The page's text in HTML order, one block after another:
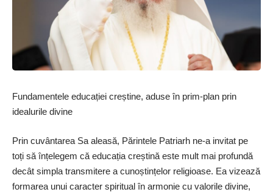
Fundamentele educației creștine, aduse în prim-plan prin
idealurile divine
Prin cuvântarea Sa aleasă, Părintele Patriarh ne-a invitat pe
toți să înțelegem că educația creștină este mult mai profundă
decât simpla transmitere a cunoștințelor religioase. Ea vizează
formarea unui caracter spiritual în armonie cu valorile divine,